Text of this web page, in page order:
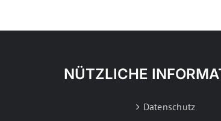
NÜTZLICHE
Datenschutz